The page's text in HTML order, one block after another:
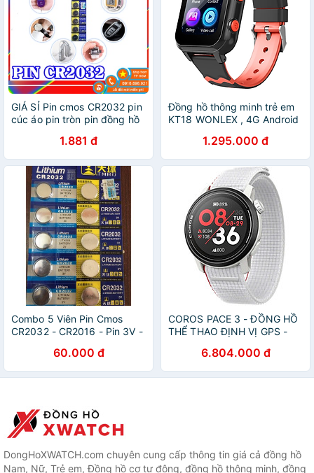
GIÁ SỈ Pin cmos CR2032 pin
cúc áo pin tròn pin đồng hồ
1.881 đ
Đồng hồ thông minh trẻ em
KT18 WONLEX , 4G Android
1.295.000 đ
Combo 5 Viên Pin Cmos
CR2032 - CR2016 - Pin 3V -
laptop, các thiết bị điện,
đồng hồ, huyết áp
60.000 đ
COROS PACE 3 - ĐỒNG HỒ
THỂ THAO ĐỊNH VỊ GPS -
WHT-N , WPACE3-BLK ,
WPACE3-WHT, WPACE3-INK
,WPACE3-CHK
6.804.000 đ
DongHoXWATCH.com chuyên cung cấp thông tin giá cả đồng hồ
Nam, Nữ, Trẻ em, Đồng hồ cơ tự động, đồng hồ thông minh, đồng